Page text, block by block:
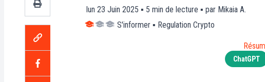
lun 23 Juin 2025 ▪ 5 min de lecture ▪ par Mikaia A.
S'informer ▪ Regulation Crypto
ChatGPT